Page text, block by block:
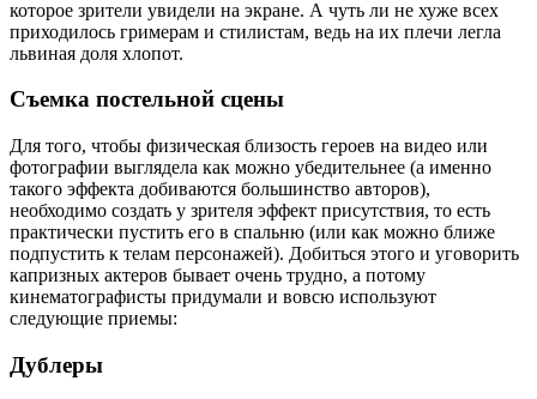
которое зрители увидели на экране. А чуть ли не хуже всех
приходилось гримерам и стилистам, ведь на их плечи легла
львиная доля хлопот.
Съемка постельной сцены
Для того, чтобы физическая близость героев на видео или
фотографии выглядела как можно убедительнее (а именно
такого эффекта добиваются большинство авторов),
необходимо создать у зрителя эффект присутствия, то есть
практически пустить его в спальню (или как можно ближе
подпустить к телам персонажей). Добиться этого и уговорить
капризных актеров бывает очень трудно, а потому
кинематографисты придумали и вовсю используют
следующие приемы:
Дублеры